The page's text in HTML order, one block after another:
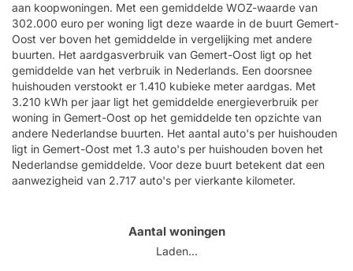
aan koopwoningen. Met een gemiddelde WOZ-waarde van
302.000 euro per woning ligt deze waarde in de buurt Gemert-
Oost ver boven het gemiddelde in vergelijking met andere
buurten. Het aardgasverbruik van Gemert-Oost ligt op het
gemiddelde van het verbruik in Nederlands. Een doorsnee
huishouden verstookt er 1.410 kubieke meter aardgas. Met
3.210 kWh per jaar ligt het gemiddelde energieverbruik per
woning in Gemert-Oost op het gemiddelde ten opzichte van
andere Nederlandse buurten. Het aantal auto's per huishouden
ligt in Gemert-Oost met 1.3 auto's per huishouden boven het
Nederlandse gemiddelde. Voor deze buurt betekent dat een
aanwezigheid van 2.717 auto's per vierkante kilometer.
Aantal woningen
Laden...